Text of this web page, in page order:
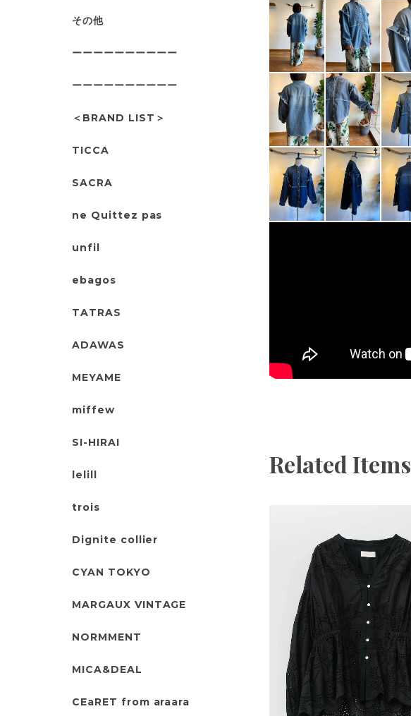
Related Items
その他
ーーーーーーーーーー
ーーーーーーーーーー
＜BRAND LIST＞
TICCA
SACRA
ne Quittez pas
unfil
ebagos
TATRAS
ADAWAS
MEYAME
miffew
SI-HIRAI
lelill
trois
Dignite collier
CYAN TOKYO
MARGAUX VINTAGE
NORMMENT
MICA&DEAL
CEaRET from araara